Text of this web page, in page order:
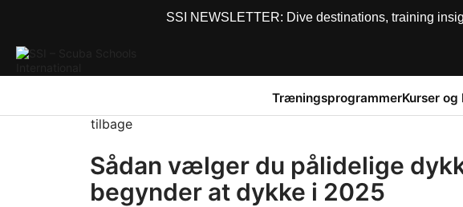
SSI NEWSLETTER: Dive destinations, training
TræningsprogrammerKurser
tilbage
Sådan vælger du pålidelige
begynder at dykke i 2025